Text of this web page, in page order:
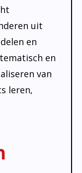
uit
en
en
van
leren,